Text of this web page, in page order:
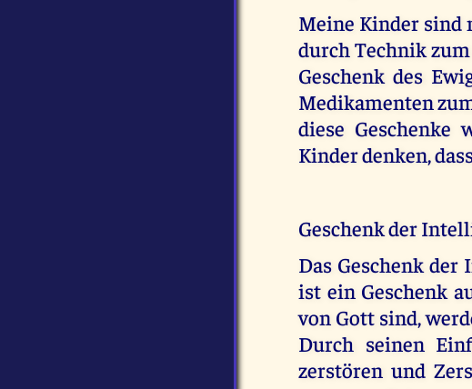
Meine Kinder sind
durch Technik
Geschenk des
Medikamenten
diese Geschenke
Kinder denken,
Geschenk der
Das Geschenk
ist ein Geschenk
von Gott sind,
Durch seinen
zerstören und